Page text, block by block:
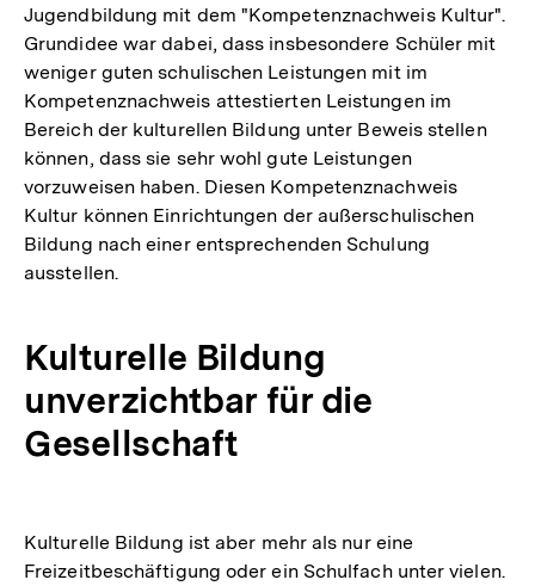
Jugendbildung mit dem "Kompetenznachweis Kultur".
Grundidee war dabei, dass insbesondere Schüler mit
weniger guten schulischen Leistungen mit im
Kompetenznachweis attestierten Leistungen im
Bereich der kulturellen Bildung unter Beweis stellen
können, dass sie sehr wohl gute Leistungen
vorzuweisen haben. Diesen Kompetenznachweis
Kultur können Einrichtungen der außerschulischen
Bildung nach einer entsprechenden Schulung
ausstellen.
Kulturelle Bildung
unverzichtbar für die
Gesellschaft
Kulturelle Bildung ist aber mehr als nur eine
Freizeitbeschäftigung oder ein Schulfach unter vielen.